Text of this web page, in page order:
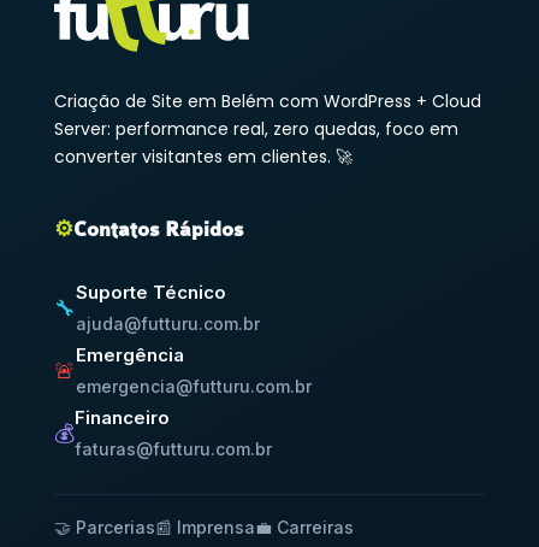
Criação de Site em Belém com WordPress + Cloud
Server: performance real, zero quedas, foco em
converter visitantes em clientes. 🚀
⚙️Contatos Rápidos
🔧
Suporte Técnico
ajuda@futturu.com.br
🚨
Emergência
emergencia@futturu.com.br
💰
Financeiro
faturas@futturu.com.br
🤝 Parcerias📰 Imprensa💼 Carreiras